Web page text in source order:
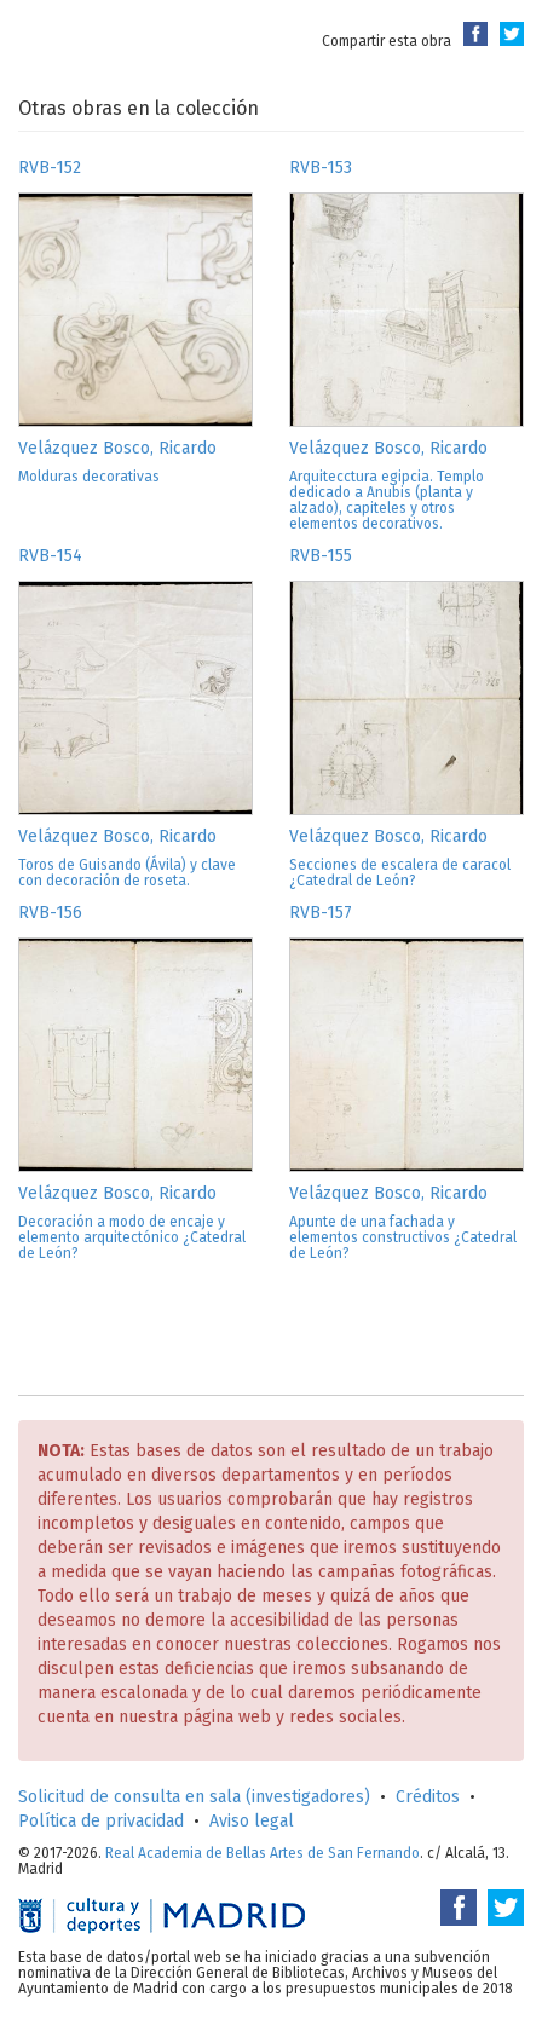
Compartir esta obra
Otras obras en la colección
RVB-152
Velázquez Bosco, Ricardo
Molduras decorativas
RVB-153
Velázquez Bosco, Ricardo
Arquitecctura egipcia. Templo
dedicado a Anubis (planta y
alzado), capiteles y otros
elementos decorativos.
RVB-154
Velázquez Bosco, Ricardo
Toros de Guisando (Ávila) y clave
con decoración de roseta.
RVB-155
Velázquez Bosco, Ricardo
Secciones de escalera de caracol
¿Catedral de León?
RVB-156
Velázquez Bosco, Ricardo
Decoración a modo de encaje y
elemento arquitectónico ¿Catedral
de León?
RVB-157
Velázquez Bosco, Ricardo
Apunte de una fachada y
elementos constructivos ¿Catedral
de León?
NOTA: Estas bases de datos son el resultado de un trabajo
acumulado en diversos departamentos y en períodos
diferentes. Los usuarios comprobarán que hay registros
incompletos y desiguales en contenido, campos que
deberán ser revisados e imágenes que iremos sustituyendo
a medida que se vayan haciendo las campañas fotográficas.
Todo ello será un trabajo de meses y quizá de años que
deseamos no demore la accesibilidad de las personas
interesadas en conocer nuestras colecciones. Rogamos nos
disculpen estas deficiencias que iremos subsanando de
manera escalonada y de lo cual daremos periódicamente
cuenta en nuestra página web y redes sociales.
Solicitud de consulta en sala (investigadores) • Créditos •
Política de privacidad
• Aviso legal
© 2017-2026. Real Academia de Bellas Artes de San Fernando. c/ Alcalá, 13.
Madrid
Esta base de datos/portal web se ha iniciado gracias a una subvención
nominativa de la Dirección General de Bibliotecas, Archivos y Museos del
Ayuntamiento de Madrid con cargo a los presupuestos municipales de 2018